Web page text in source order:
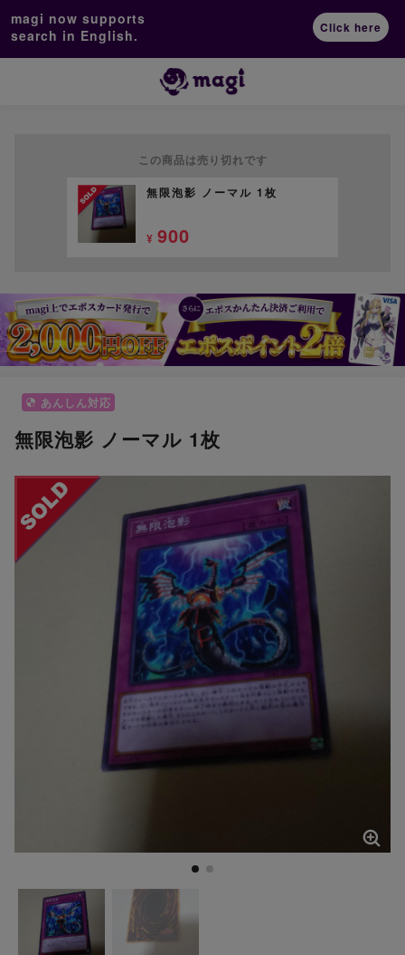
magi now supports
search in English.
Click here
この商品は売り切れです
無限泡影 ノーマル 1枚
¥ 900
あんしん対応
無限泡影 ノーマル 1枚